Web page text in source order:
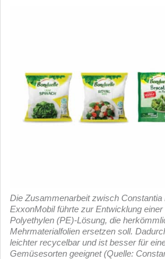
Die Zusammenarbeit zwisch Constantia
ExxonMobil führte zur Entwicklung
Polyethylen (PE)-Lösung, die
Mehrmaterialfolien ersetzen soll.
leichter recycelbar und ist besser für
Gemüsesorten geeignet (Quelle: